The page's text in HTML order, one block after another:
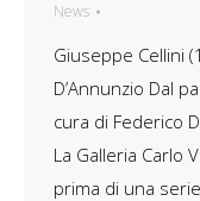
News
Giuseppe Cellini
D’Annunzio Dal
cura di Federico
La Galleria Carlo
prima di una